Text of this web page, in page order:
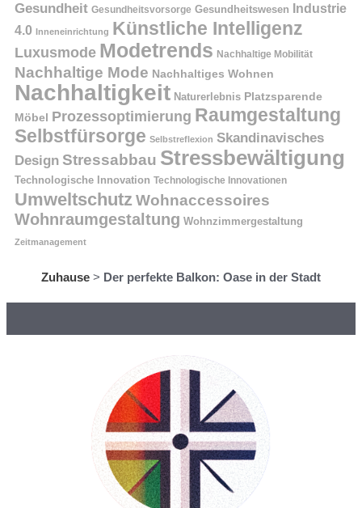
Gesundheit Gesundheitsvorsorge Gesundheitswesen
Industrie
4.0
Inneneinrichtung Künstliche Intelligenz
Luxusmode Modetrends Nachhaltige Mobilität
Nachhaltige Mode Nachhaltiges Wohnen
Nachhaltigkeit Naturerlebnis Platzsparende
Möbel
Prozessoptimierung Raumgestaltung
Selbstfürsorge Selbstreflexion Skandinavisches
Design Stressabbau Stressbewältigung
Technologische Innovation Technologische Innovationen
Umweltschutz Wohnaccessoires
Wohnraumgestaltung Wohnzimmergestaltung
Zeitmanagement
Zuhause > Der perfekte Balkon: Oase in der Stadt